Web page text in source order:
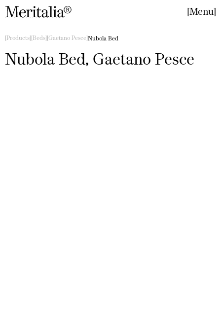
Menu
Products Beds Gaetano Pesce Nubola Bed
Nubola Bed, Gaetano Pesce